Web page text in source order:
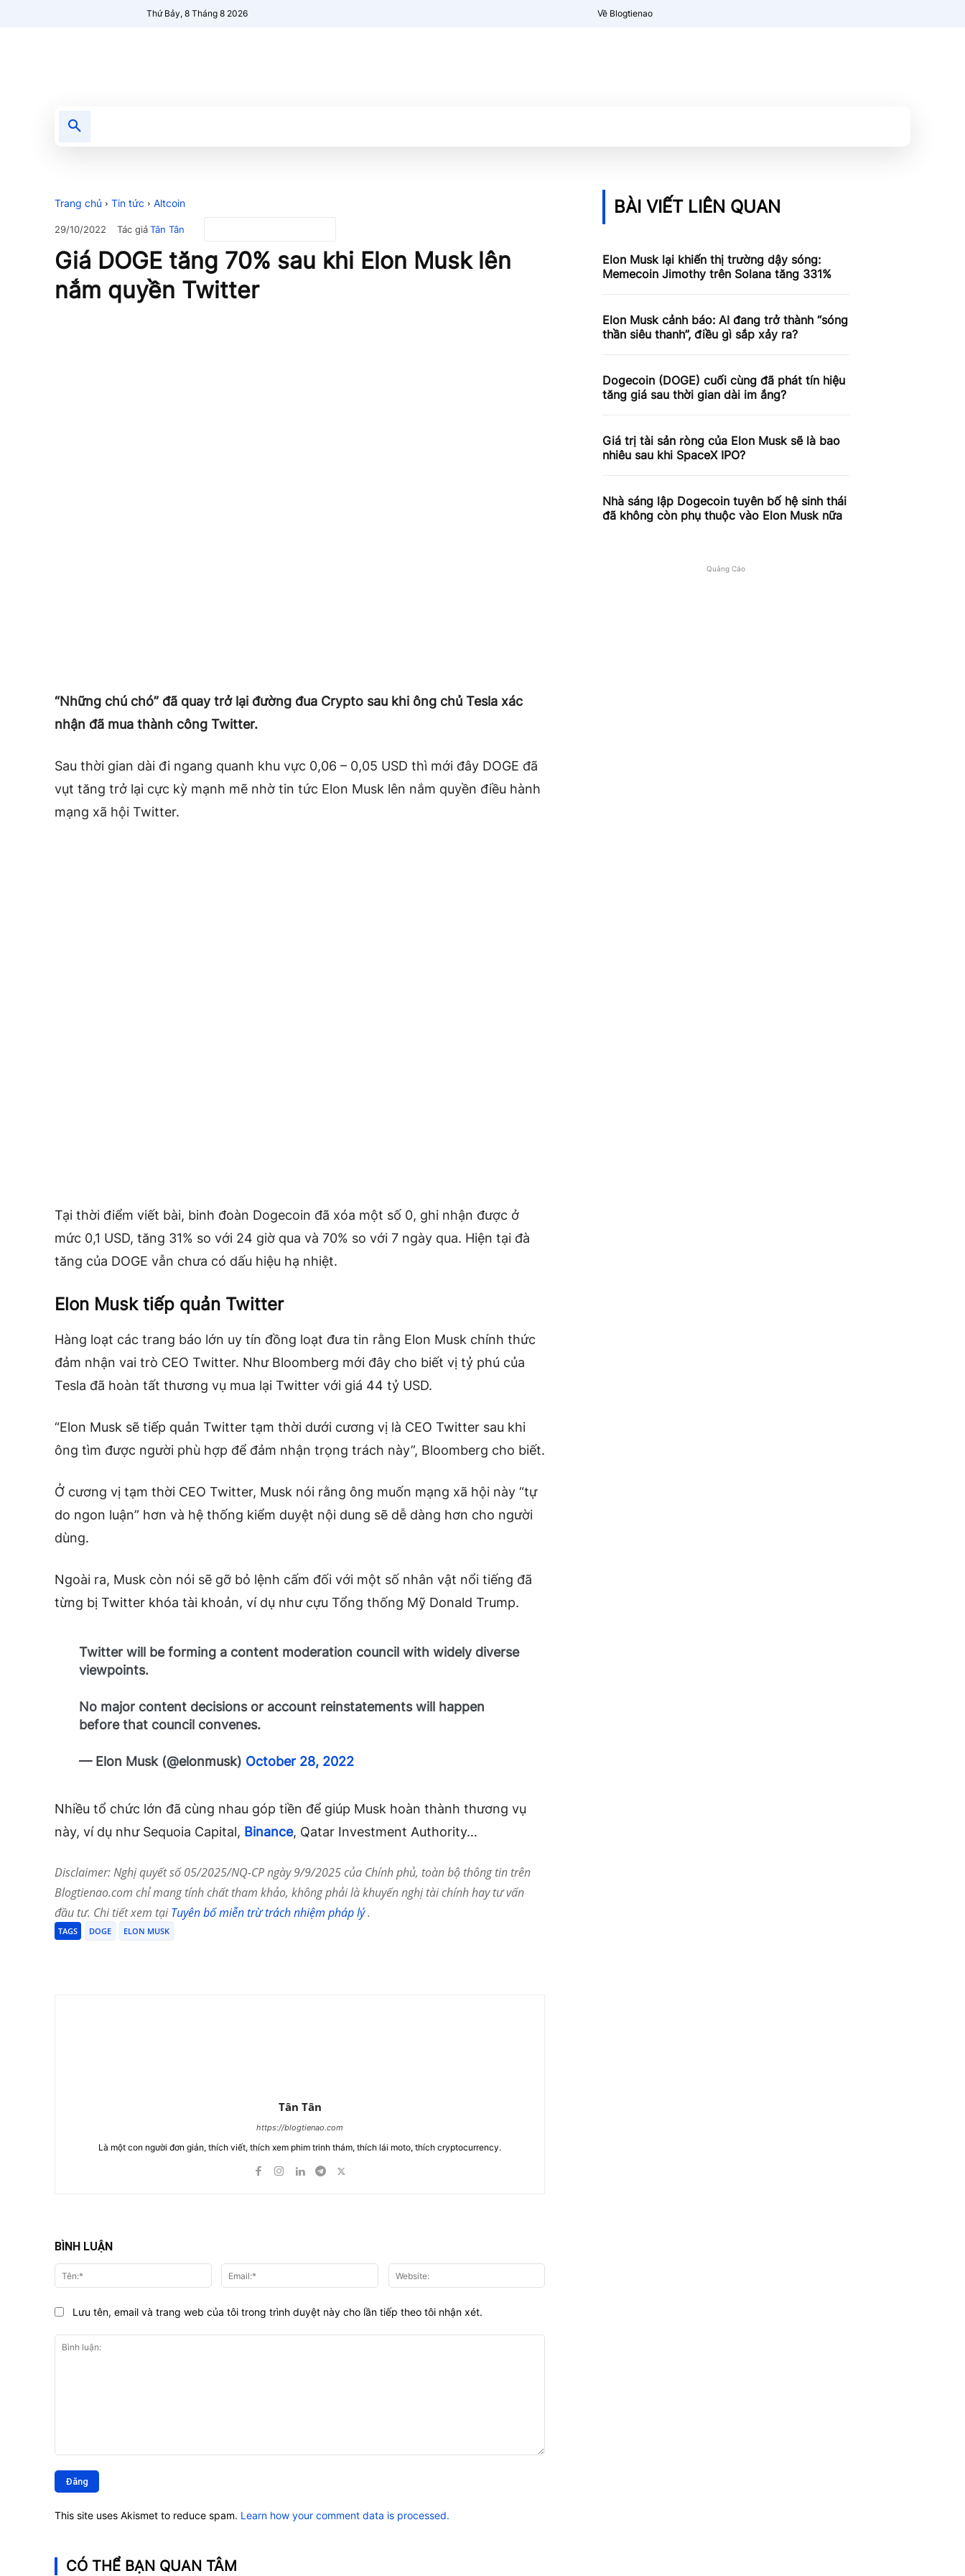
Thứ Bảy, 8 Tháng 8 2026 Về Blogtienao
Trang chủ Tin tức Altcoin
29/10/2022 Tác giảTân Tân
Giá DOGE tăng 70% sau khi Elon Musk lên
nắm quyền Twitter
“Những chú chó” đã quay trở lại đường đua Crypto sau khi ông chủ Tesla xác
nhận đã mua thành công Twitter.
Sau thời gian dài đi ngang quanh khu vực 0,06 – 0,05 USD thì mới đây DOGE đã
vụt tăng trở lại cực kỳ mạnh mẽ nhờ tin tức Elon Musk lên nắm quyền điều hành
mạng xã hội Twitter.
Tại thời điểm viết bài, binh đoàn Dogecoin đã xóa một số 0, ghi nhận được ở
mức 0,1 USD, tăng 31% so với 24 giờ qua và 70% so với 7 ngày qua. Hiện tại đà
tăng của DOGE vẫn chưa có dấu hiệu hạ nhiệt.
Elon Musk tiếp quản Twitter
Hàng loạt các trang báo lớn uy tín đồng loạt đưa tin rằng Elon Musk chính thức
đảm nhận vai trò CEO Twitter. Như Bloomberg mới đây cho biết vị tỷ phú của
Tesla đã hoàn tất thương vụ mua lại Twitter với giá 44 tỷ USD.
“Elon Musk sẽ tiếp quản Twitter tạm thời dưới cương vị là CEO Twitter sau khi
ông tìm được người phù hợp để đảm nhận trọng trách này”, Bloomberg cho biết.
Ở cương vị tạm thời CEO Twitter, Musk nói rằng ông muốn mạng xã hội này “tự
do ngon luận” hơn và hệ thống kiểm duyệt nội dung sẽ dễ dàng hơn cho người
dùng.
Ngoài ra, Musk còn nói sẽ gỡ bỏ lệnh cấm đối với một số nhân vật nổi tiếng đã
từng bị Twitter khóa tài khoản, ví dụ như cựu Tổng thống Mỹ Donald Trump.
Twitter will be forming a content moderation council with widely diverse
viewpoints.
No major content decisions or account reinstatements will happen
before that council convenes.
— Elon Musk (@elonmusk) October 28, 2022
Nhiều tổ chức lớn đã cùng nhau góp tiền để giúp Musk hoàn thành thương vụ
này, ví dụ như Sequoia Capital, Binance, Qatar Investment Authority…
Disclaimer: Nghị quyết số 05/2025/NQ-CP ngày 9/9/2025 của Chính phủ, toàn bộ thông tin trên
Blogtienao.com chỉ mang tính chất tham khảo, không phải là khuyến nghị tài chính hay tư vấn
đầu tư. Chi tiết xem tạiTuyên bố miễn trừ trách nhiệm pháp lý.
TAGS DOGE ELON MUSK
Tân Tân
https://blogtienao.com
Là một con người đơn giản, thích viết, thích xem phim trinh thám, thích lái moto, thích cryptocurrency.
BÌNH LUẬN
luận:
Tên:* Email:*
Lưu tên, email và trang web của tôi trong trình duyệt này cho lần tiếp theo tôi nhận xét.
This site uses Akismet to reduce spam. Learn how your comment data is processed.
CÓ THỂ BẠN QUAN TÂM
BÀI VIẾT LIÊN QUAN
Elon Musk lại khiến thị trường dậy sóng:
Memecoin Jimothy trên Solana tăng 331%
Elon Musk cảnh báo: AI đang trở thành “sóng
thần siêu thanh”, điều gì sắp xảy ra?
Dogecoin (DOGE) cuối cùng đã phát tín hiệu
tăng giá sau thời gian dài im ắng?
Giá trị tài sản ròng của Elon Musk sẽ là bao
nhiêu sau khi SpaceX IPO?
Nhà sáng lập Dogecoin tuyên bố hệ sinh thái
đã không còn phụ thuộc vào Elon Musk nữa
Quảng Cáo